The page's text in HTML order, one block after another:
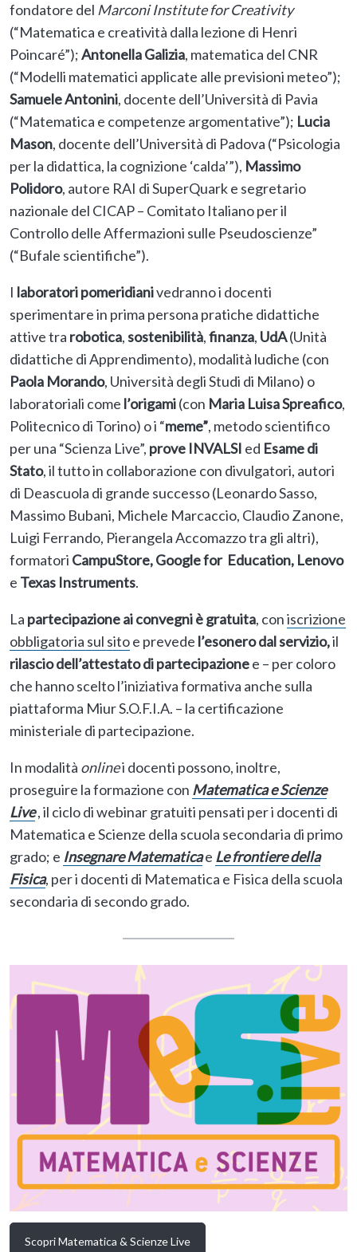
fondatore del Marconi Institute for Creativity
(“Matematica e creatività dalla lezione di Henri
Poincaré”);Antonella Galizia, matematica del CNR
(“Modelli matematici applicate alle previsioni meteo”);
Samuele Antonini, docente dell’Università di Pavia
(“Matematica e competenze argomentative”); Lucia
Mason, docente dell’Università di Padova (“Psicologia
per la didattica, la cognizione ‘calda’”), Massimo
Polidoro, autore RAI di SuperQuark e segretario
nazionale del CICAP – Comitato Italiano per il
Controllo delle Affermazioni sulle Pseudoscienze”
(“Bufale scientifiche”).
I laboratori pomeridianivedranno i docenti
sperimentare in prima persona pratiche didattiche
attive tra robotica,sostenibilità,finanza, UdA(Unità
didattiche di Apprendimento), modalità ludiche (con
Paola Morando, Università degli Studi di Milano) o
laboratoriali come l’origami(con Maria Luisa Spreafico,
Politecnico di Torino) o i “meme”, metodo scientifico
per una “Scienza Live”, prove INVALSI ed Esamedi
Stato, il tutto in collaborazione con divulgatori, autori
di Deascuola di grande successo (Leonardo Sasso,
Massimo Bubani, Michele Marcaccio, Claudio Zanone,
Luigi Ferrando, Pierangela Accomazzo tra gli altri),
formatori CampuStore, Google for Education, Lenovo
e Texas Instruments.
La partecipazione ai convegni è gratuita, coniscrizione
obbligatoria sul sitoe prevede l’esonero dal servizio,il
rilascio dell’attestato di partecipazionee – per coloro
che hanno scelto l’iniziativa formativa anche sulla
piattaforma Miur S.O.F.I.A. – la certificazione
ministeriale di partecipazione.
In modalità onlinei docenti possono, inoltre,
proseguire la formazione con Matematica e Scienze
Live, il ciclo di webinar gratuiti pensati per i docenti di
Matematica e Scienze della scuola secondaria di primo
grado; e Insegnare Matematicae Le frontiere della
Fisica, per i docenti di Matematica e Fisica della scuola
secondaria di secondo grado.
Scopri Matematica & Scienze Live